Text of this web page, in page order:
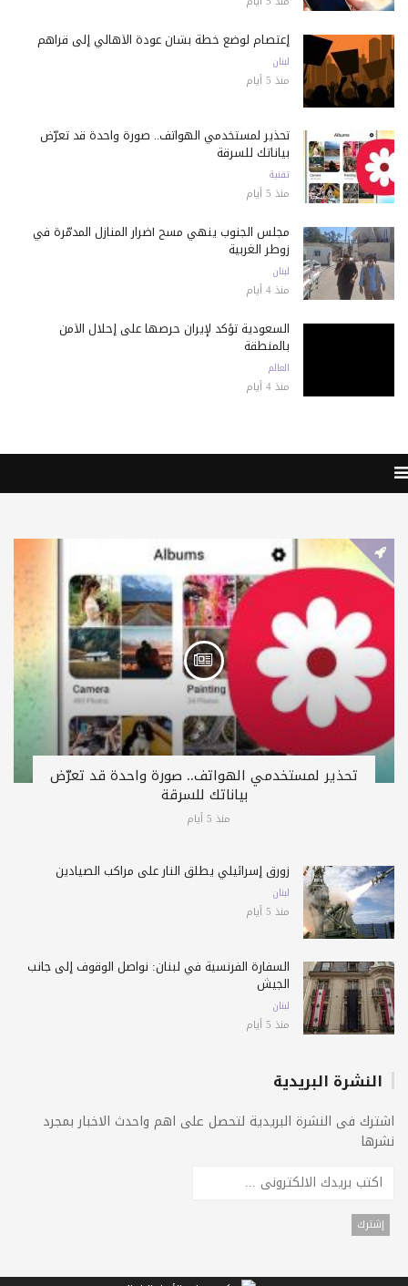
إعتصام لوضع خطة بشأن عودة الأهالي إلى قراهم
لبنان
منذ 5 أيام
تحذير لمستخدمي الهواتف.. صورة واحدة قد تعرّض
بياناتك للسرقة
تقنية
منذ 5 أيام
مجلس الجنوب ينهي مسح أضرار المنازل المدمّرة في
زوطر الغربية
لبنان
منذ 4 أيام
السعودية تؤكد لإيران حرصها على إحلال الأمن
بالمنطقة
العالم
منذ 4 أيام
تحذير لمستخدمي الهواتف.. صورة واحدة قد تعرّض
بياناتك للسرقة
منذ 5 أيام
زورق إسرائيلي يطلق النار على مراكب الصيادين
لبنان
منذ 5 أيام
السفارة الفرنسية في لبنان: نواصل الوقوف إلى جانب
الجيش
لبنان
منذ 5 أيام
النشرة البريدية
اشترك فى النشرة البريدية لتحصل على اهم واحدث الاخبار بمجرد
نشرها